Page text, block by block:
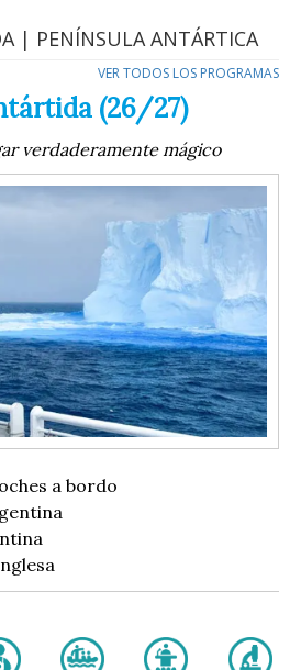
| PENÍNSULA ANTÁRTICA
VER TODOS LOS PROGRAMAS
(26/27)
verdaderamente mágico
a bordo